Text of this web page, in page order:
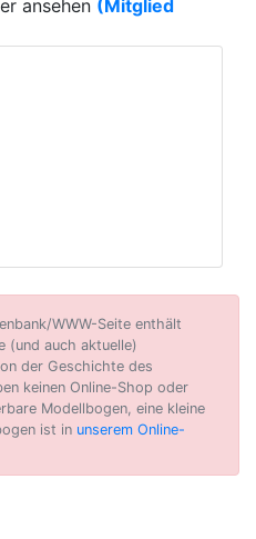
ansehen (Mitglied
WWW-Seite enthält
(und auch aktuelle)
der Geschichte des
keinen Online-Shop oder
Modellbogen, eine kleine
ist in unserem Online-